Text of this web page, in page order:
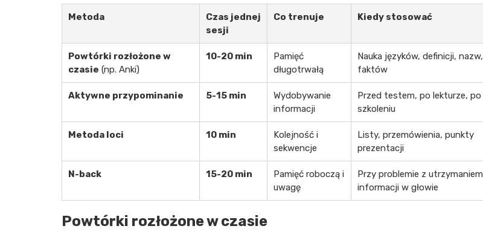
Metoda
Czas jednej
sesji
Co trenuje Kiedy stosować
Powtórki rozłożone w
czasie (np. Anki)
10-20 min
Pamięć
długotrwałą
Nauka języków, definicji, nazw,
faktów
Aktywne przypominanie 5-15 min
Wydobywanie
informacji
Przed testem, po lekturze, po
szkoleniu
Metoda loci 10 min
Kolejność i
sekwencje
Listy, przemówienia, punkty
prezentacji
N-back 15-20 min
Pamięć roboczą i
uwagę
Przy problemie z utrzymaniem
informacji w głowie
Powtórki rozłożone w czasie